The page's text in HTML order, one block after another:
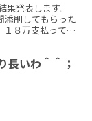
発表します。
添削してもらった
１８万支払って得
長いわ＾＾；